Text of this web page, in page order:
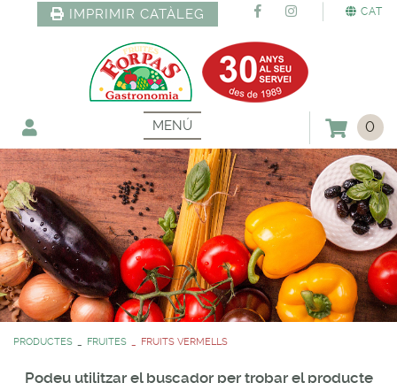
CAT
IMPRIMIR CATÀLEG
MENÚ 0
PRODUCTES FRUITES FRUITS VERMELLS
Podeu utilitzar el buscador per trobar el producte